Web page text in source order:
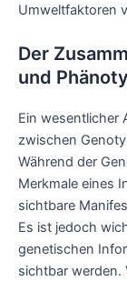
Umweltfaktoren
Der
und
Ein wesentlicher
zwischen
Während der
Merkmale eines
sichtbare
Es ist jedoch
genetischen
sichtbar werden.